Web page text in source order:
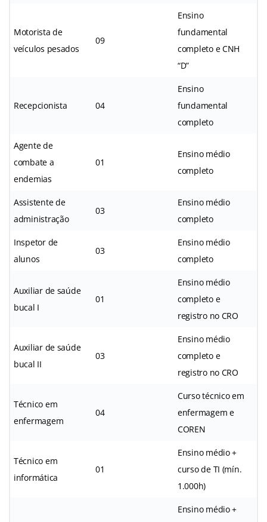
Motorista de
veículos pesados
09
Ensino
fundamental
completo e CNH
“D”
Recepcionista 04
Ensino
fundamental
completo
Agente de
combate a
endemias
01
Ensino médio
completo
Assistente de
administração
03
Ensino médio
completo
Inspetor de
alunos
03
Ensino médio
completo
Auxiliar de saúde
bucal I
01
Ensino médio
completo e
registro no CRO
Auxiliar de saúde
bucal II
03
Ensino médio
completo e
registro no CRO
Técnico em
enfermagem
04
Curso técnico em
enfermagem e
COREN
Técnico em
informática
01
Ensino médio +
curso de TI (mín.
1.000h)
Ensino médio +